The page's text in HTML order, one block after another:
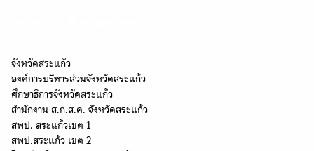
จังหวัดสระแก้ว
องค์การบริหารส่วนจังหวัดสระแก้ว
ศึกษาธิการจังหวัดสระแก้ว
สำนักงาน ส.ก.ส.ค. จังหวัดสระแก้ว
สพป. สระแก้วเขต 1
สพป.สระแก้ว เขต 2